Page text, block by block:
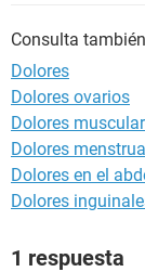
Consulta
Dolores
Dolores ovarios
Dolores
Dolores
Dolores en el
Dolores
1 respuesta